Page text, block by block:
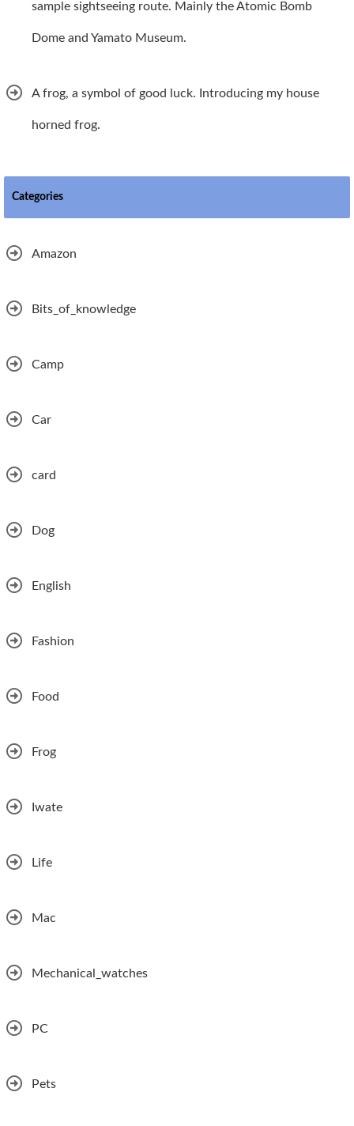
sample sightseeing route. Mainly the Atomic Bomb
Dome and Yamato Museum.
A frog, a symbol of good luck. Introducing my house
horned frog.
Categories
Amazon
Bits_of_knowledge
Camp
Car
card
Dog
English
Fashion
Food
Frog
Iwate
Life
Mac
Mechanical_watches
PC
Pets